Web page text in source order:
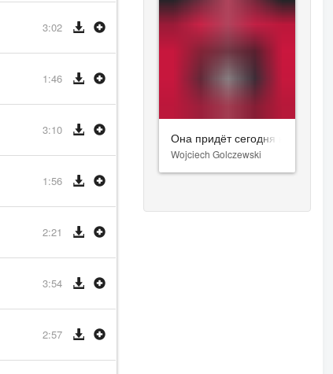
3:02
1:46
3:10
1:56
2:21
3:54
2:57
Она придёт сегодня ночью
Wojciech Golczewski